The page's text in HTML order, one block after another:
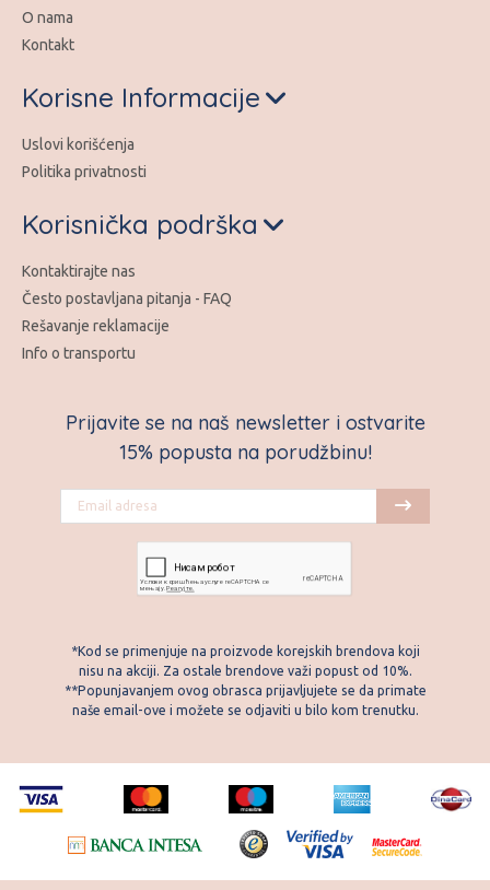
Prijavite se na naš newsletter i ostvarite
15% popusta na porudžbinu!
*Kod se primenjuje na proizvode korejskih brendova koji
nisu na akciji. Za ostale brendove važi popust od 10%.
**Popunjavanjem ovog obrasca prijavljujete se da primate
naše email-ove i možete se odjaviti u bilo kom trenutku.
O nama
Kontakt
Korisne Informacije
Uslovi korišćenja
Politika privatnosti
Korisnička podrška
Kontaktirajte nas
Često postavljana pitanja - FAQ
Rešavanje reklamacije
Info o transportu